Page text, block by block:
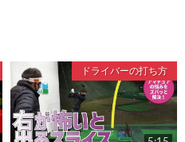
ドライバーの打ち方